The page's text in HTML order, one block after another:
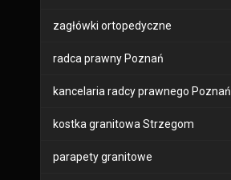
zagłówki ortopedyczne
radca prawny Poznań
kancelaria radcy prawnego Poznań
kostka granitowa Strzegom
parapety granitowe